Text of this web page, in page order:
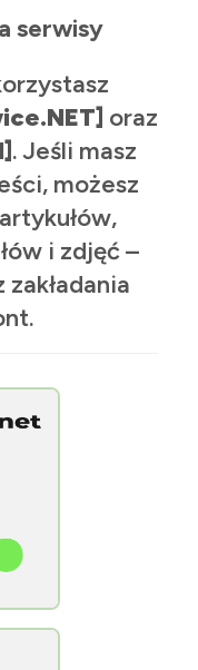
serwisy
oraz
. Jeśli masz
możesz
i zdjęć –